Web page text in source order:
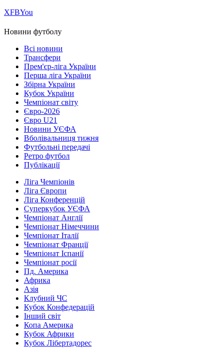
ХFBYou
Новини футболу
Всі новини
Трансфери
Прем'єр-ліга України
Перша ліга України
Збірна України
Кубок України
Чемпіонат світу
Євро-2026
Євро U21
Новини УЄФА
Вболівальниця тижня
Футбольні передачі
Ретро футбол
Публікації
Ліга Чемпіонів
Ліга Європи
Ліга Конференцій
Суперкубок УЄФА
Чемпіонат Англії
Чемпіонат Німеччини
Чемпіонат Італії
Чемпіонат Франції
Чемпіонат Іспанії
Чемпіонат росії
Пд. Америка
Африка
Азія
Клубний ЧС
Кубок Конфедерацій
Інший світ
Копа Америка
Кубок Африки
Кубок Лібертадорес